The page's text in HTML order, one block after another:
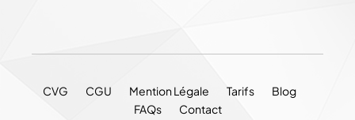
CVG CGU Mention Légale Tarifs
Blog
FAQs
Contact